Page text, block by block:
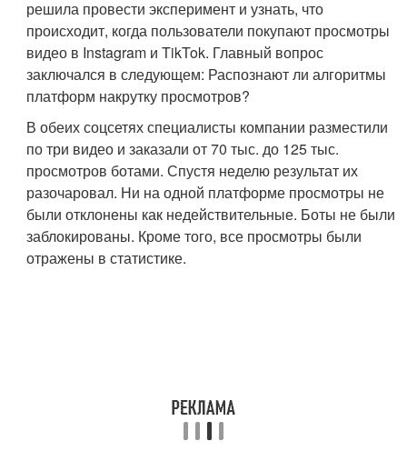
решила провести эксперимент и узнать, что
происходит, когда пользователи покупают просмотры
видео в Instagram и TikTok. Главный вопрос
заключался в следующем: Распознают ли алгоритмы
платформ накрутку просмотров?
В обеих соцсетях специалисты компании разместили
по три видео и заказали от 70 тыс. до 125 тыс.
просмотров ботами. Спустя неделю результат их
разочаровал. Ни на одной платформе просмотры не
были отклонены как недействительные. Боты не были
заблокированы. Кроме того, все просмотры были
отражены в статистике.